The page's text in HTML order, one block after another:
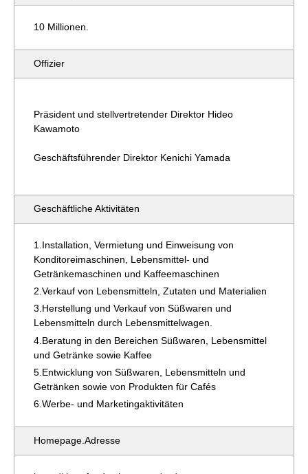
10 Millionen.
Offizier
Präsident und stellvertretender Direktor Hideo
Kawamoto
Geschäftsführender Direktor Kenichi Yamada
Geschäftliche Aktivitäten
Installation, Vermietung und Einweisung von
Konditoreimaschinen, Lebensmittel- und
Getränkemaschinen und Kaffeemaschinen
Verkauf von Lebensmitteln, Zutaten und Materialien
Herstellung und Verkauf von Süßwaren und
Lebensmitteln durch Lebensmittelwagen.
Beratung in den Bereichen Süßwaren, Lebensmittel
und Getränke sowie Kaffee
Entwicklung von Süßwaren, Lebensmitteln und
Getränken sowie von Produkten für Cafés
Werbe- und Marketingaktivitäten
Homepage.Adresse